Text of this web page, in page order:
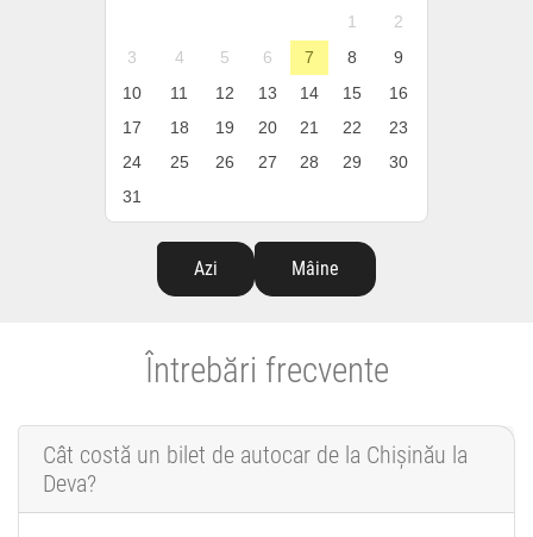
1
2
3
4 5 6 7 8
9
10
11 12 13 14 15
16
17
18 19 20 21 22
23
24
25 26 27 28 29
30
31
Azi Mâine
Întrebări frecvente
Cât costă un bilet de autocar de la Chișinău la
Deva?